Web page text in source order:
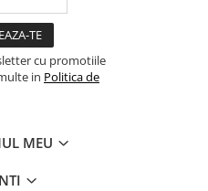
cu promotiile
in Politica de
MEU